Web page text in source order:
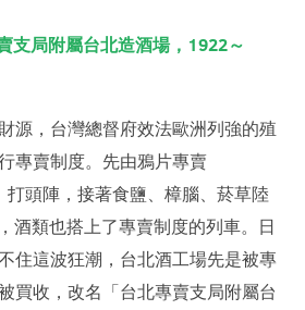
支局附屬台北造酒場，1922～
源，台灣總督府效法歐洲列強的殖
專賣制度。先由鴉片專賣
打頭陣，接著食鹽、樟腦、菸草陸
酒類也搭上了專賣制度的列車。日
住這波狂潮，台北酒工場先是被專
買收，改名「台北專賣支局附屬台